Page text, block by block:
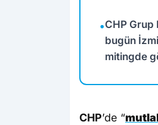
•CHP Grup
bugün
mitingde
CHP’de “